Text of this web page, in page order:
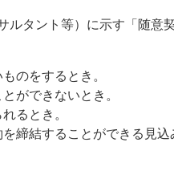
ルタント等）に示す「随意
のをするとき。
ができないとき。
るとき。
締結することができる見込